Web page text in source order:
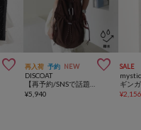
 再入荷 予約 NEW 
DISCOAT
¥5,940
SALE
mystic
¥